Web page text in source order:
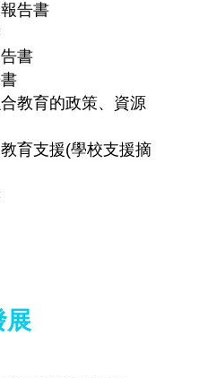
告書
書
教育的政策、資源
育支援(學校支援摘
展